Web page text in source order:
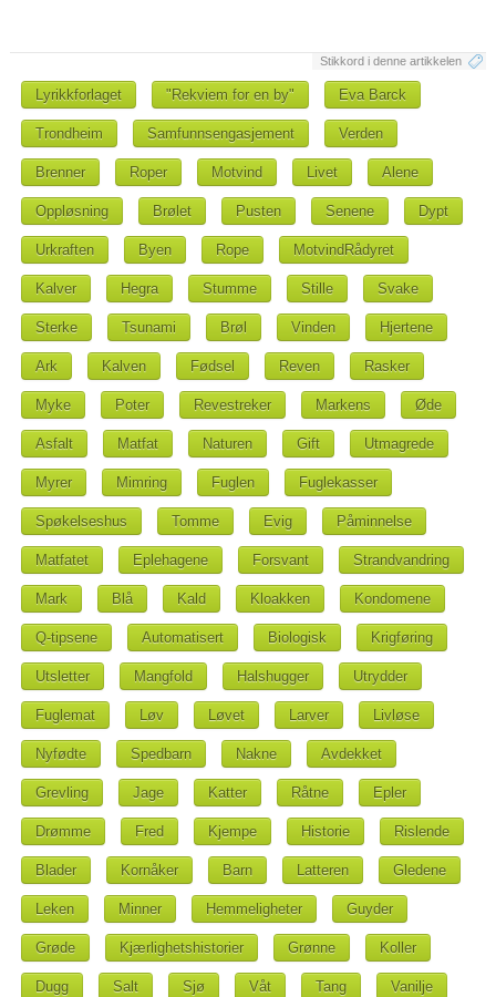
Stikkord i denne artikkelen
Lyrikkforlaget "Rekviem for en by" Eva Barck
Trondheim Samfunnsengasjement Verden
Brenner Roper Motvind Livet Alene
Oppløsning Brølet Pusten Senene Dypt
Urkraften Byen Rope MotvindRådyret
Kalver Hegra Stumme Stille Svake
Sterke Tsunami Brøl Vinden Hjertene
Ark Kalven Fødsel Reven Rasker
Myke Poter Revestreker Markens Øde
Asfalt Matfat Naturen Gift Utmagrede
Myrer Mimring Fuglen Fuglekasser
Spøkelseshus Tomme Evig Påminnelse
Matfatet Eplehagene Forsvant Strandvandring
Mark Blå Kald Kloakken Kondomene
Q-tipsene Automatisert Biologisk Krigføring
Utsletter Mangfold Halshugger Utrydder
Fuglemat Løv Løvet Larver Livløse
Nyfødte Spedbarn Nakne Avdekket
Grevling Jage Katter Råtne Epler
Drømme Fred Kjempe Historie Rislende
Blader Kornåker Barn Latteren Gledene
Leken Minner Hemmeligheter Guyder
Grøde Kjærlighetshistorier Grønne Koller
Dugg Salt Sjø Våt Tang Vanilje